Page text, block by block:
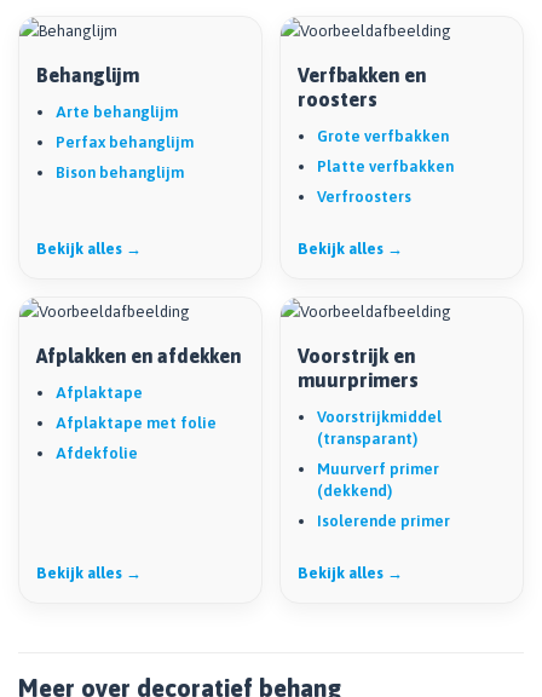
Behanglijm
Arte behanglijm
Perfax behanglijm
Bison behanglijm
Bekijk alles →
Verfbakken en
roosters
Grote verfbakken
Platte verfbakken
Verfroosters
Bekijk alles →
Afplakken en afdekken
Afplaktape
Afplaktape met folie
Afdekfolie
Bekijk alles →
Voorstrijk en
muurprimers
Voorstrijkmiddel
(transparant)
Muurverf primer
(dekkend)
Isolerende primer
Bekijk alles →
Meer over decoratief behang